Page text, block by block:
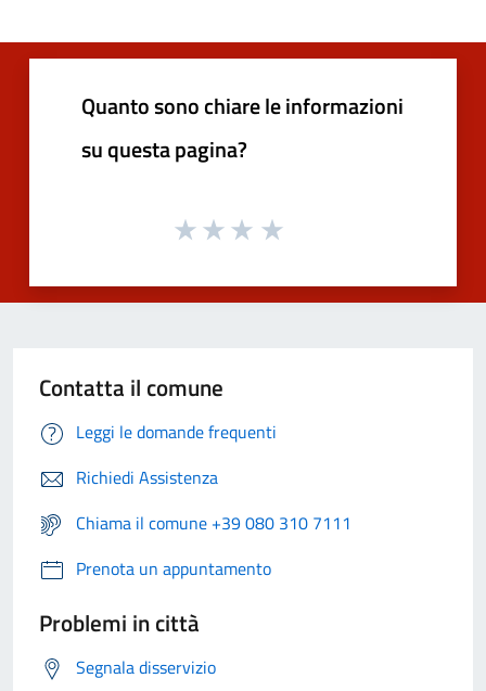
Quanto sono chiare le informazioni
su questa pagina?
Contatta il comune
Leggi le domande frequenti
Richiedi Assistenza
Chiama il comune +39 080 310 7111
Prenota un appuntamento
Problemi in città
Segnala disservizio